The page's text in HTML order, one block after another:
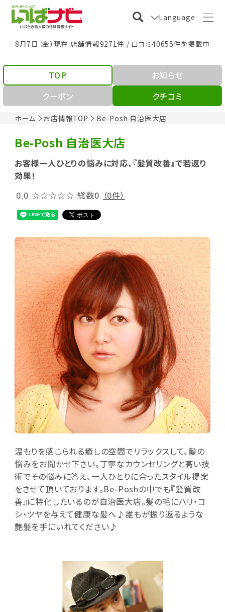
Language
8月7日（金）現在 店舗情報9271件 / 口コミ40655件を掲載中
ホーム お店情報TOP Be-Posh 自治医大店
TOP
お知らせ
クーポン
クチコミ
Be-Posh 自治医大店
お客様一人ひとりの悩みに対応、『髪質改善』で若返り
効果！
0.0 ☆☆☆☆☆ 総数0 （0件）
温もりを感じられる癒しの空間でリラックスして、髪の
悩みをお聞かせ下さい。丁寧なカウンセリングと高い技
術でその悩みに答え、一人ひとりに合ったスタイル提案
をさせて頂いております。Be-Poshの中でも『髪質改
善』に特化したいるのが自治医大店。髪の毛にハリ・コ
シ・ツヤを与えて健康な髪へ♪誰もが振り返るような
艶髪を手にいれてください♪